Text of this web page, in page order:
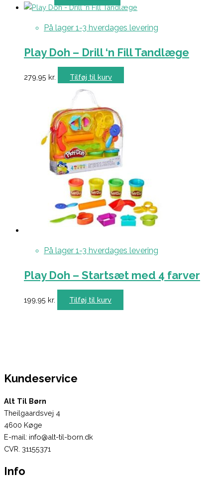
På lager 1-3 hverdages levering
Play Doh – Drill ‘n Fill Tandlæge
279,95 kr. Tilføj til kurv
På lager 1-3 hverdages levering
Play Doh – Startsæt med 4 farver
199,95 kr. Tilføj til kurv
Kundeservice
Alt Til Børn
Theilgaardsvej 4
4600 Køge
E-mail: info@alt-til-born.dk
CVR. 31155371
Info